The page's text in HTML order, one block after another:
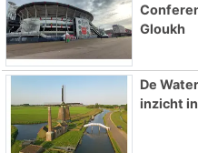
Gloukh
De
inzicht